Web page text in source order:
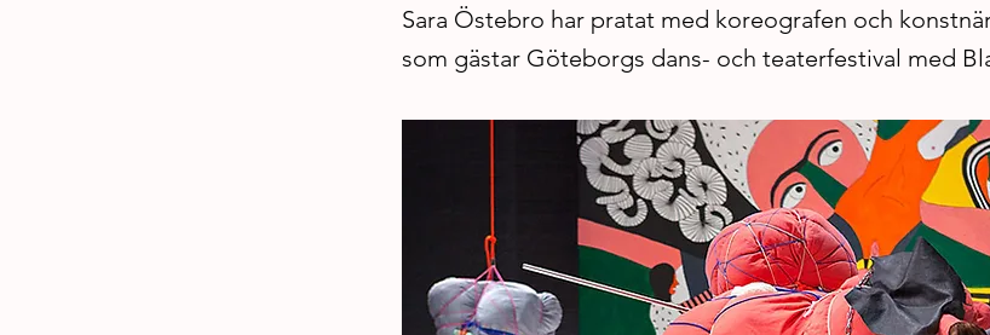
Sara Östebro har pratat med koreografen och
som gästar Göteborgs dans- och teaterfestival med